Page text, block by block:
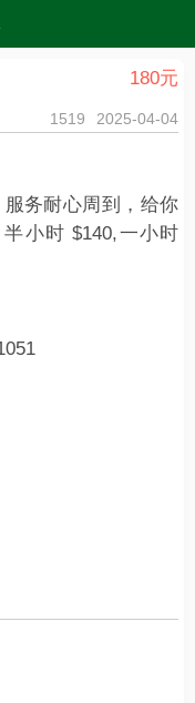
180元
1519 2025-04-04
务耐心周到，给你
小时 $140,一小时